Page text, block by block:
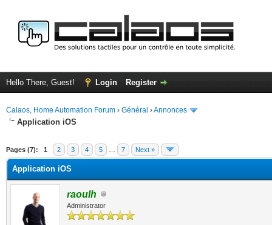
Hello There, Guest! Login Register
Calaos, Home Automation Forum › Général ›Annonces
Application iOS
Pages (7): 1 2 3 4 5 7 Next »
Application iOS
raoulh
Administrator